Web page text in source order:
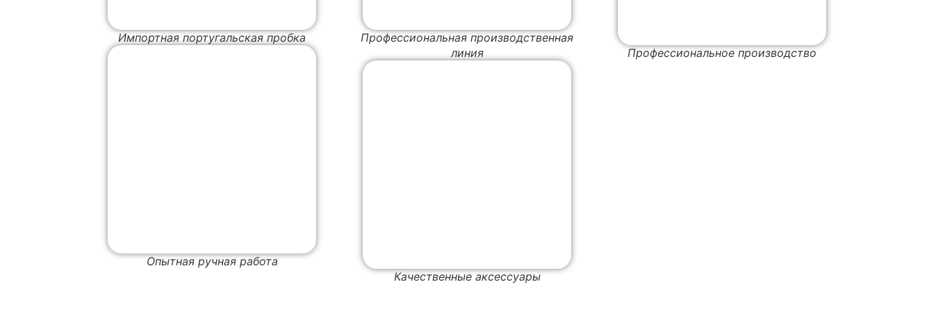
Импортная португальская пробка
Опытная ручная работа
Профессиональная производственная
линия
Качественные аксессуары
Профессиональное производство